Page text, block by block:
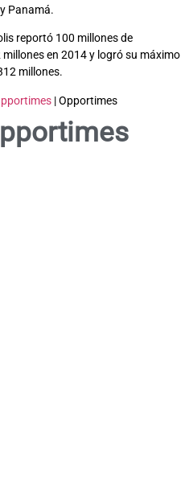
Panamá.
reportó 100 millones de
en 2014 y logró su máximo
millones.
| Opportimes